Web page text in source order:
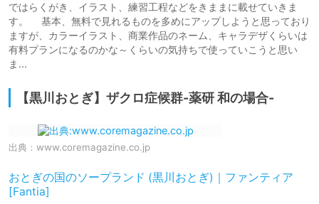
ではらくがき、イラスト、練習工程などをきままに載せていきま
す。 基本、無料で見れるものを多めにアップしようと思っており
ますが、カラーイラスト、商業作品のネーム、キャラデザくらいは
有料プランになるのかな～くらいの気持ちで使っていこうと思い
ま...
【黒川おとぎ】ザクロ症候群-薬研 和の場合-
出典： www.coremagazine.co.jp
おとぎの国のソープランド (黒川おとぎ)｜ファンティア
[Fantia]